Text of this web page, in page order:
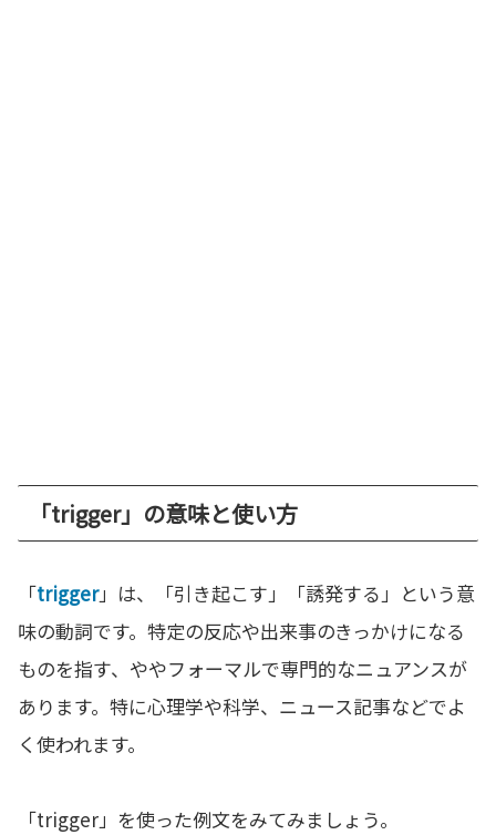
「trigger」の意味と使い方
「trigger」は、「引き起こす」「誘発する」という意
味の動詞です。特定の反応や出来事のきっかけになる
ものを指す、ややフォーマルで専門的なニュアンスが
あります。特に心理学や科学、ニュース記事などでよ
く使われます。
「trigger」を使った例文をみてみましょう。